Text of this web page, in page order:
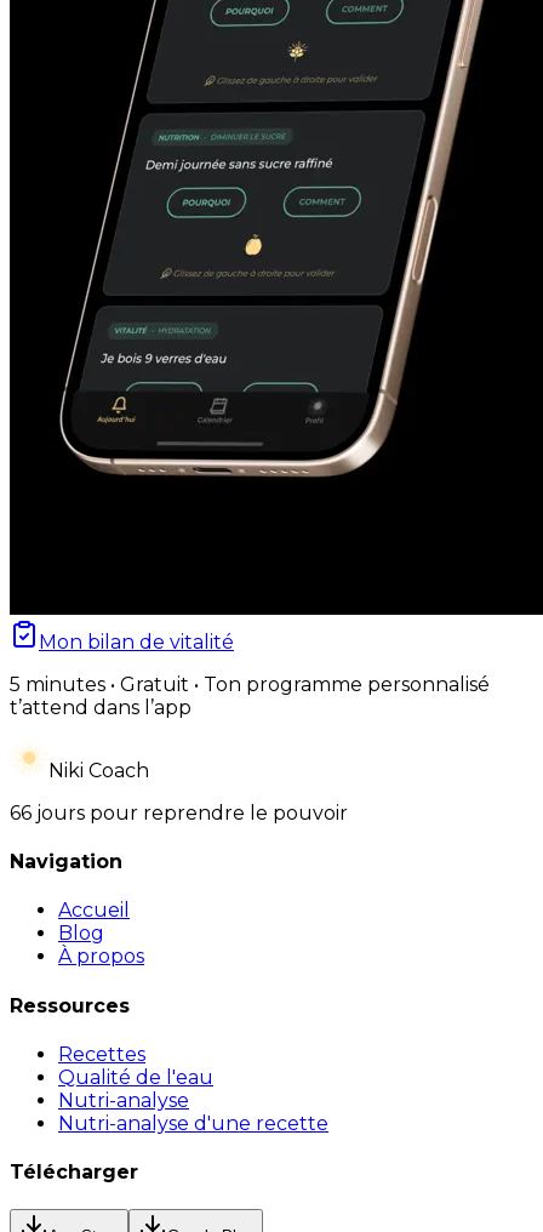
Mon bilan de vitalité
5 minutes • Gratuit • Ton programme personnalisé
t’attend dans l’app
Niki Coach
66 jours pour reprendre le pouvoir
Navigation
Accueil
Blog
À propos
Ressources
Recettes
Qualité de l'eau
Nutri-analyse
Nutri-analyse d'une recette
Télécharger